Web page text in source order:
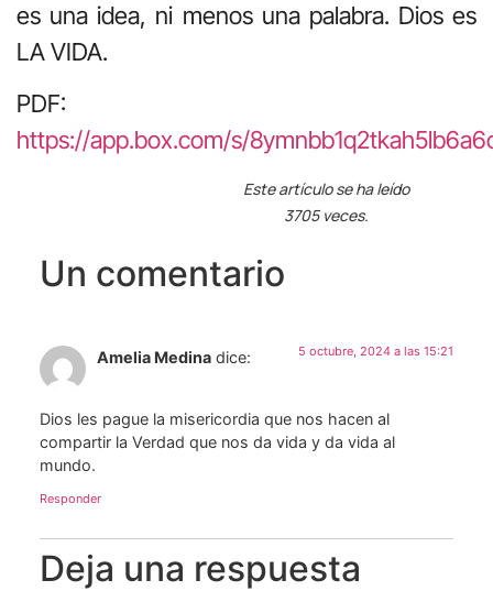
es una idea, ni menos una palabra. Dios es
LA VIDA.
PDF:
https://app.box.com/s/
Este artículo se ha leído
3705 veces.
Un comentario
Amelia Medina dice: 5 octubre, 2024 a las 15:21
Dios les pague la misericordia que nos hacen al
compartir la Verdad que nos da vida y da vida al
mundo.
Responder
Deja una respuesta